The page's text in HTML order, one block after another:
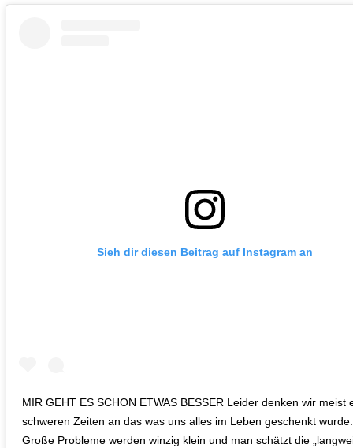
Sieh dir diesen Beitrag auf Instagram an
MIR GEHT ES SCHON ETWAS BESSER Leider denken wir meist
schweren Zeiten an das was uns alles im Leben geschenkt wurde.
Große Probleme werden winzig klein und man schätzt die